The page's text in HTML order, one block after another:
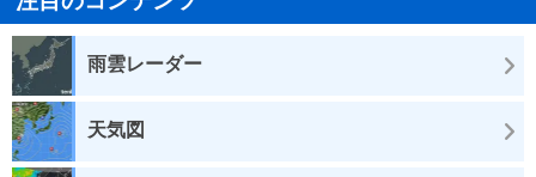
雨雲レーダー
天気図